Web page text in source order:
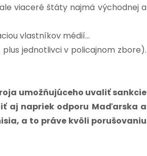
viaceré štáty najmä východnej a
vlastníkov médií…
jednotlivci v policajnom zbore).
umožňujúceho uvaliť sankcie
aj napriek odporu Maďarska a
a to práve kvôli porušovaniu